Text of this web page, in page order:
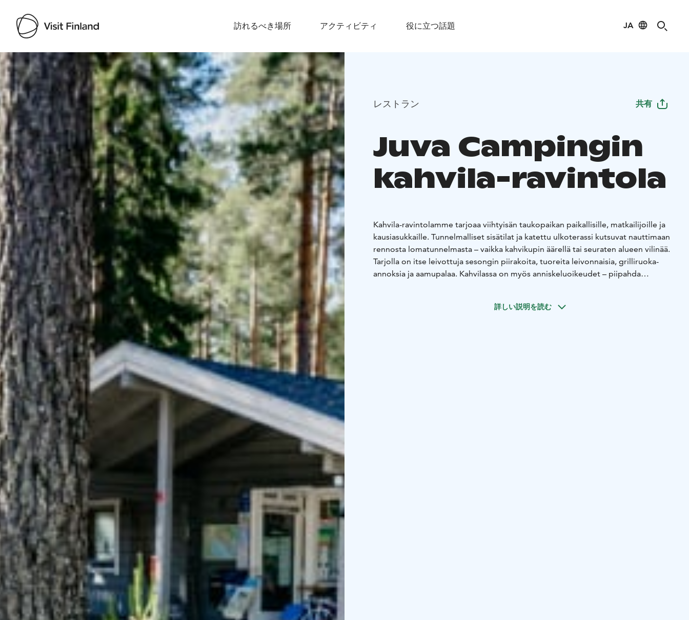
訪れるべき場所 アクティビティ 役に立つ話題 JA
Visit Finland
レストラン 共有
Juva Campingin
kahvila-ravintola
Kahvila-ravintolamme tarjoaa viihtyisän taukopaikan paikallisille, matkailijoille ja
kausiasukkaille. Tunnelmalliset sisätilat ja katettu ulkoterassi kutsuvat nauttimaan
rennosta lomatunnelmasta – vaikka kahvikupin äärellä tai seuraten alueen vilinää.
Tarjolla on itse leivottuja sesongin piirakoita, tuoreita leivonnaisia, grilliruoka-
annoksia ja aamupalaa. Kahvilassa on myös anniskeluoikeudet – piipahda
vuokraus onnistuu myös samasta pisteestä.
詳しい説明を読む